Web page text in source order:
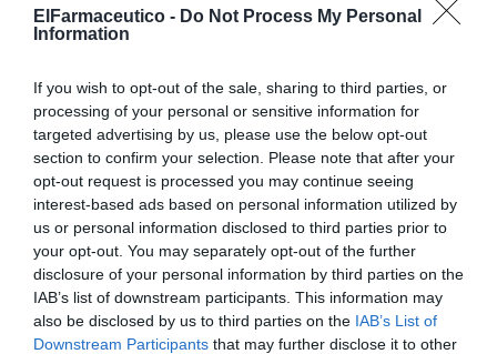
ElFarmaceutico - Do Not Process My Personal
Information
If you wish to opt-out of the sale, sharing to third parties, or
processing of your personal or sensitive information for
targeted advertising by us, please use the below opt-out
section to confirm your selection. Please note that after your
opt-out request is processed you may continue seeing
interest-based ads based on personal information utilized by
us or personal information disclosed to third parties prior to
your opt-out. You may separately opt-out of the further
disclosure of your personal information by third parties on the
IAB’s list of downstream participants. This information may
also be disclosed by us to third parties on the IAB’s List of
Downstream Participants that may further disclose it to other
Noticias y novedades
de Castilla-La Mancha para los próximos 14 y 15 de febrero,
concretamente en la Facultad de Farmacia de su campus de Albacete,
con la desigualdad en el acceso a la salud y a los medicamentos como
temática principal. El curso cuenta con el respaldo del Ayuntamiento
de Albacete y otorga 0,5 créditos ECTS a aquellos estudiantes de las
titulaciones de grado de la UCLM.
Alumnos de la Facultad de Farmacia
de Albacete debaten sobre las
patentes y el precio de los
medicamentos
Noticias y novedades
Redacción
01/02/2017